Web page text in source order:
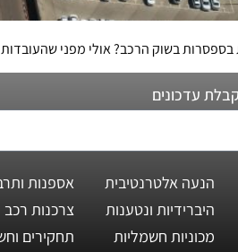
בשוק הרכב? אולי מפני
עדכונים
הנעה אלטרנטיבית
היברידיות ונטענות
מכוניות חשמליות
אספנות
צרכנות רכב
תחקירים